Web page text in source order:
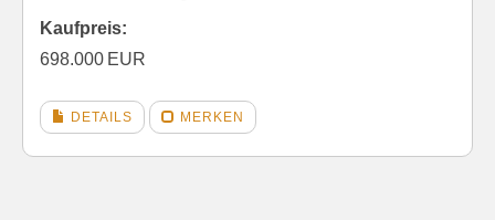
Kaufpreis:
698.000 EUR
DETAILS MERKEN